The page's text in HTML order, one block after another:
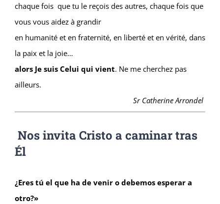
chaque fois que tu le reçois des autres, chaque fois que
vous vous aidez à grandir
en humanité et en fraternité, en liberté et en vérité, dans
la paix et la joie…
alors Je suis Celui qui vient. Ne me cherchez pas
ailleurs.
Sr Catherine Arrondel
Nos invita Cristo a caminar tras
Él
¿Eres tú el que ha de venir o debemos esperar a
otro?»